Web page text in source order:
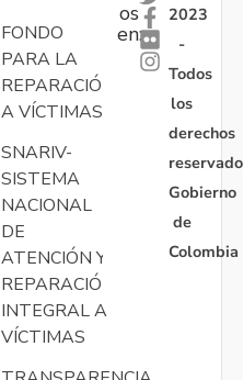
FONDO
PARA LA
REPARACIÓN
A VÍCTIMAS
SNARIV-
SISTEMA
NACIONAL
DE
ATENCIÓN Y
REPARACIÓN
INTEGRAL A
VÍCTIMAS
os
en:
2023
-
Todos
los
derechos
Gobierno
de
Colombia